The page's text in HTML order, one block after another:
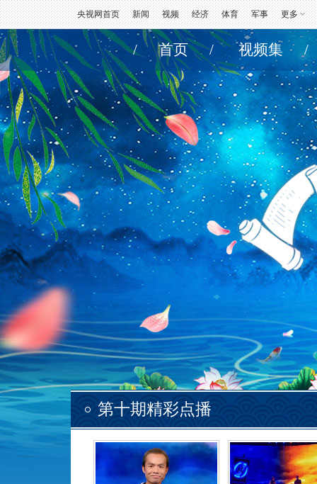
央视网首页 新闻 视频 经济 体育 军事 更多
/ 首页 / 视频集 /
第十期精彩点播